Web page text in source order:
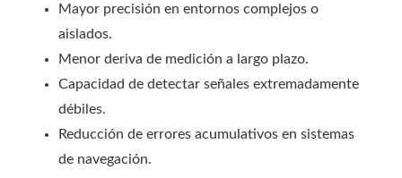
Mayor precisión en entornos complejos o
aislados.
Menor deriva de medición a largo plazo.
Capacidad de detectar señales extremadamente
débiles.
Reducción de errores acumulativos en sistemas
de navegación.